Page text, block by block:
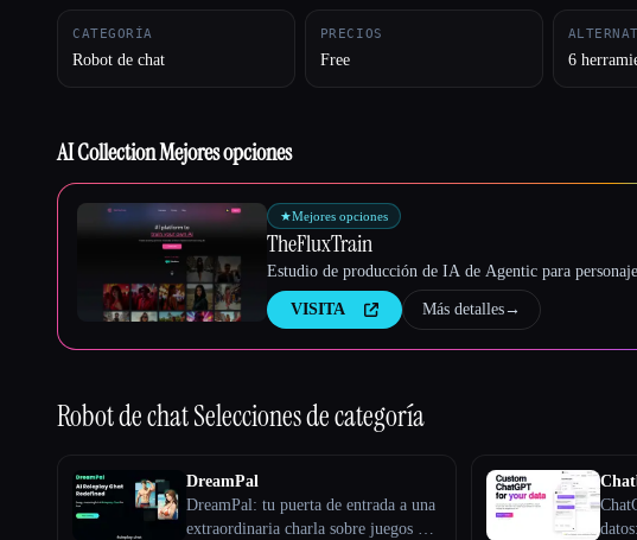
CATEGORÍA
Robot de chat
PRECIOS
Free 6
AI Collection Mejores opciones
★Mejores opciones
TheFluxTrain
Estudio de producción de IA de Agentic para
VISITA Más detalles→
Robot de chatSelecciones de categoría
DreamPal
DreamPal: tu puerta de entrada a una
extraordinaria charla sobre juegos de